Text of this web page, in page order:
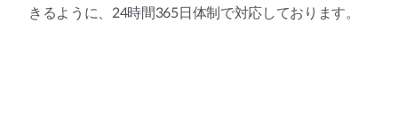
きるように、24時間365日体制で対応しております。